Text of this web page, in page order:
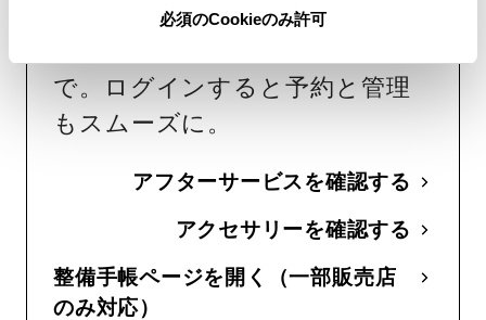
必須のCookieのみ許可
車検・日常点検・修理から、多様
で。ログインすると予約と管理
もスムーズに。
アフターサービスを確認する
アクセサリーを確認する
整備手帳ページを開く（一部販売店
のみ対応）